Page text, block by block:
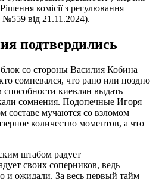
комісії з регулювання
№559 від 21.11.2024).
подтвердились
со стороны Василия Кобина
сомневался, что рано или поздно
киевлян выдать
сомнения. Подопечные Игоря
составе мучаются со взломом
количество моментов, а что
штабом радует
своих соперников, ведь
и ожидали. За весь первый тайм